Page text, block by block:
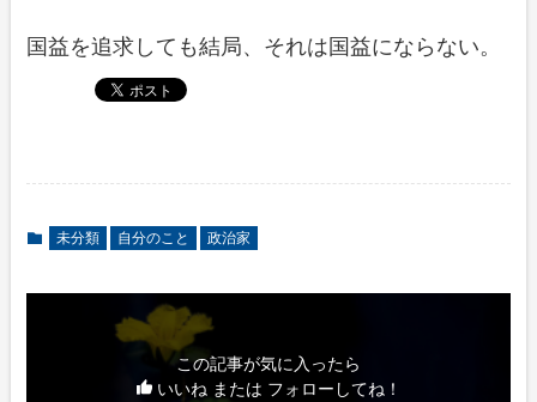
国益を追求しても結局、それは国益にならない。
未分類 自分のこと 政治家
この記事が気に入ったら
いいね または フォローしてね！